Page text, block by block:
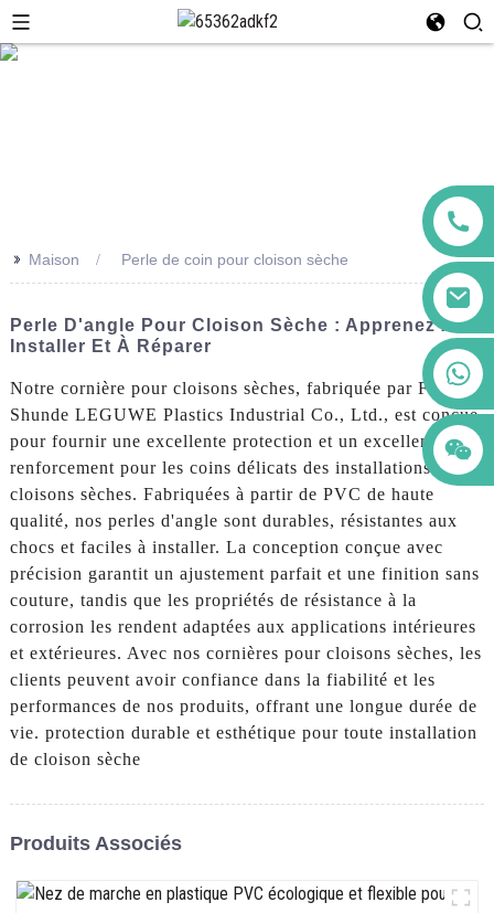
>> Maison Perle de coin pour cloison sèche
Perle D'angle Pour Cloison Sèche : Apprenez À
Installer Et À Réparer
Notre cornière pour cloisons sèches, fabriquée par Foshan
Shunde LEGUWE Plastics Industrial Co., Ltd., est conçue
pour fournir une excellente protection et un excellent
renforcement pour les coins délicats des installations de
cloisons sèches. Fabriquées à partir de PVC de haute
qualité, nos perles d'angle sont durables, résistantes aux
chocs et faciles à installer. La conception conçue avec
précision garantit un ajustement parfait et une finition sans
couture, tandis que les propriétés de résistance à la
corrosion les rendent adaptées aux applications intérieures
et extérieures. Avec nos cornières pour cloisons sèches, les
clients peuvent avoir confiance dans la fiabilité et les
performances de nos produits, offrant une longue durée de
vie. protection durable et esthétique pour toute installation
de cloison sèche
Produits Associés